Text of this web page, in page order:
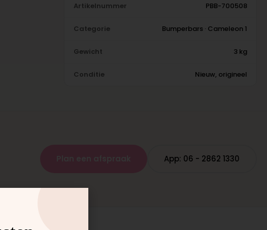
Artikelnummer PBB-700508
Categorie Bumperbars · Cameleon 1
Gewicht 3 kg
Conditie Nieuw, origineel
App: 06 - 2862 1330